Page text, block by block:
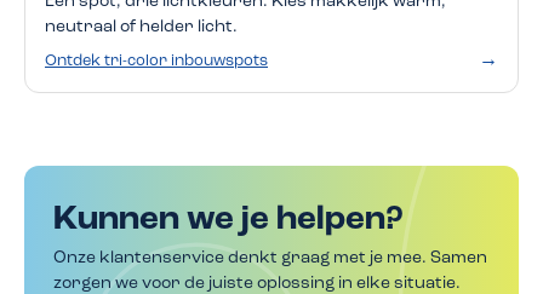
neutraal of helder licht.
Ontdek tri-color inbouwspots →
Kunnen we je helpen?
Onze klantenservice denkt graag met je mee. Samen
zorgen we voor de juiste oplossing in elke situatie.